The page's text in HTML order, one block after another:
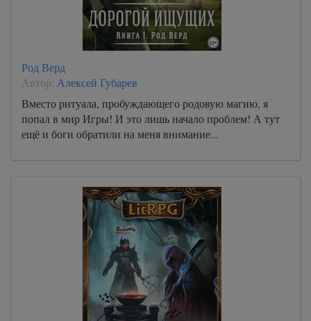
Род Верд
Автор: Алексей Губарев
Вместо ритуала, пробуждающего родовую магию, я
попал в мир Игры! И это лишь начало проблем! А тут
ещё и боги обратили на меня внимание...